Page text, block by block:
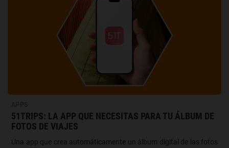
51TRIPS: LA APP QUE NECESITAS PARA TU ÁLBUM DE
FOTOS DE VIAJES
Una app que crea automáticamente un álbum digital de las fotos